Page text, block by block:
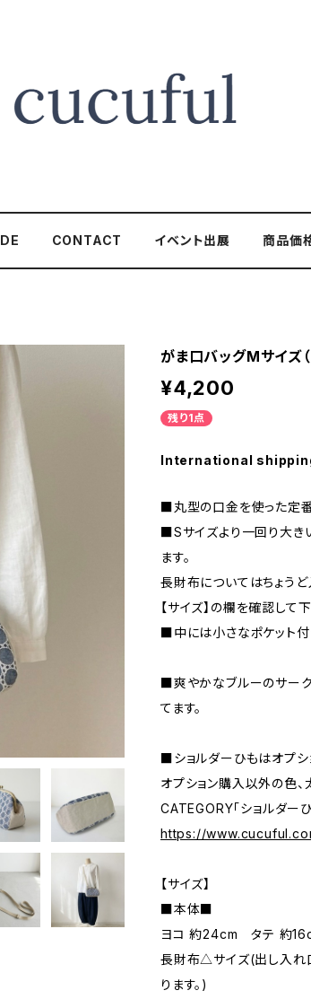
CONTACT イベント出展 商品価
がま口バッグMサイズ
¥4,200
残り1点
International
■丸型の口金を使った定番
■Sサイズより一回り大き
ます。
長財布についてはちょう
【サイズ】の欄を確認して下
■中には小さなポケット付
■爽やかなブルーのサー
てます。
■ショルダーひもはオプシ
オプション購入以外の色
CATEGORY「ショルダー
https://
【サイズ】
■本体■
ヨコ 約24cm タテ 約
長財布△サイズ(出し入れ
ります。)